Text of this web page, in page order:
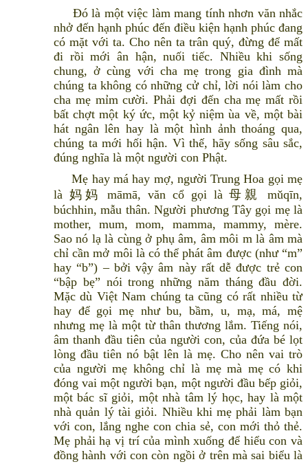
Đó là một việc làm mang tính nhơn văn nhắc
nhở đến hạnh phúc đến điều kiện hạnh phúc đang
có mặt với ta. Cho nên ta trân quý, đừng để mất
đi rồi mới ân hận, nuối tiếc. Nhiều khi sống
chung, ở cùng với cha mẹ trong gia đình mà
chúng ta không có những cử chỉ, lời nói làm cho
cha mẹ mỉm cười. Phải đợi đến cha mẹ mất rồi
bất chợt một ký ức, một kỷ niệm ùa về, một bài
hát ngân lên hay là một hình ảnh thoáng qua,
chúng ta mới hối hận. Vì thế, hãy sống sâu sắc,
đúng nghĩa là một người con Phật.
Mẹ hay má hay mợ, người Trung Hoa gọi mẹ
là 妈妈 māmā, văn cổ gọi là 母親 mǔqīn,
búchhin, mẫu thân. Người phương Tây gọi mẹ là
mother, mum, mom, mamma, mammy, mère.
Sao nó lạ là cùng ở phụ âm, âm môi m là âm mà
chỉ cần mở môi là có thể phát âm được (như “m”
hay “b”) – bởi vậy âm này rất dễ được trẻ con
“bập bẹ” nói trong những năm tháng đầu đời.
Mặc dù Việt Nam chúng ta cũng có rất nhiều từ
hay để gọi mẹ như bu, bầm, u, mạ, má, mệ
nhưng mẹ là một từ thân thương lắm. Tiếng nói,
âm thanh đầu tiên của người con, của đứa bé lọt
lòng đầu tiên nó bật lên là mẹ. Cho nên vai trò
của người mẹ không chỉ là mẹ mà mẹ có khi
đóng vai một người bạn, một người đầu bếp giỏi,
một bác sĩ giỏi, một nhà tâm lý học, hay là một
nhà quản lý tài giỏi. Nhiều khi mẹ phải làm bạn
với con, lắng nghe con chia sẻ, con mới thỏ thẻ.
Mẹ phải hạ vị trí của mình xuống để hiểu con và
đồng hành với con còn ngồi ở trên mà sai biểu là